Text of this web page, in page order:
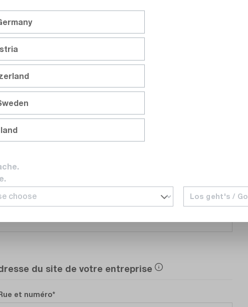
du site de votre entreprise
et numéro
Los geht's / Go